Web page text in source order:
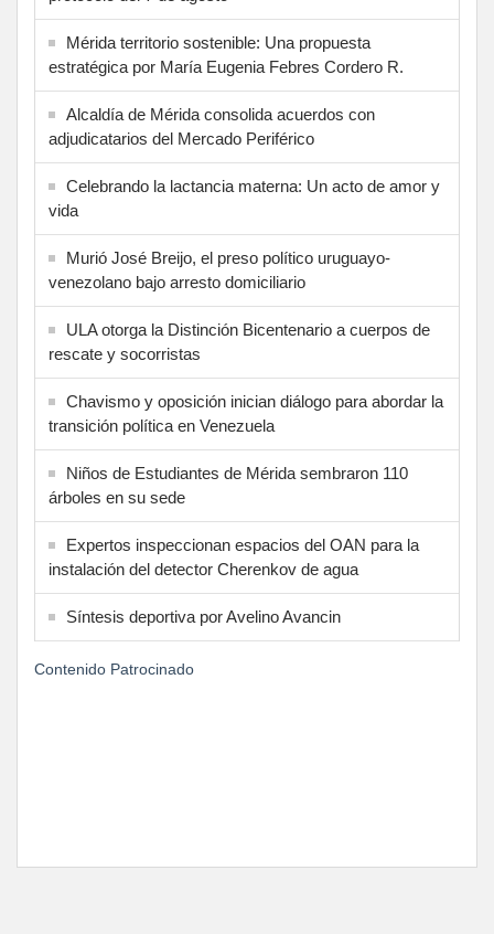
Mérida territorio sostenible: Una propuesta
estratégica por María Eugenia Febres Cordero R.
Alcaldía de Mérida consolida acuerdos con
adjudicatarios del Mercado Periférico
Celebrando la lactancia materna: Un acto de amor y
vida
Murió José Breijo, el preso político uruguayo-
venezolano bajo arresto domiciliario
ULA otorga la Distinción Bicentenario a cuerpos de
rescate y socorristas
Chavismo y oposición inician diálogo para abordar la
transición política en Venezuela
Niños de Estudiantes de Mérida sembraron 110
árboles en su sede
Expertos inspeccionan espacios del OAN para la
instalación del detector Cherenkov de agua
Síntesis deportiva por Avelino Avancin
Contenido Patrocinado